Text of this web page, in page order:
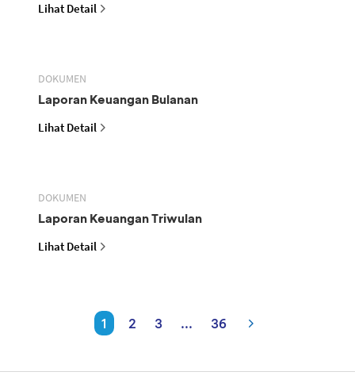
Lihat Detail
DOKUMEN
Laporan Keuangan Bulanan
Lihat Detail
DOKUMEN
Laporan Keuangan Triwulan
Lihat Detail
1 2 3 ... 36